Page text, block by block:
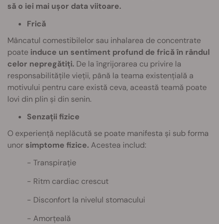
să o iei mai ușor data viitoare.
Frică
Mâncatul comestibilelor sau inhalarea de concentrate
poate induce un sentiment profund de frică în rândul
celor nepregătiți. De la îngrijorarea cu privire la
responsabilitățile vieții, până la teama existențială a
motivului pentru care există ceva, această teamă poate
lovi din plin și din senin.
Senzații fizice
O experiență neplăcută se poate manifesta și sub forma
unor simptome fizice. Acestea includ:
Transpirație
Ritm cardiac crescut
Disconfort la nivelul stomacului
Amorțeală